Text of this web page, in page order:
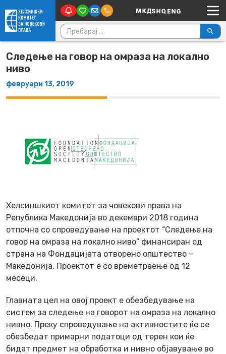
Skip to content Main Navigation
Пребарувај за:
Следење на говор на омраза на локално
ниво
февруари 13, 2019
Хелсиншкиот комитет за човекови права на
Република Македонија во декември 2018 година
отпочна со спроведување на проектот “Следење на
говор на омраза на локално ниво” финансиран од
страна на Фондацијата отворено општество –
Македонија. Проектот е со времетраење од 12
месеци.
Главната цел на овој проект е обезбедување на
систем за следење на говорот на омраза на локално
нивно. Преку спроведување на активностите ќе се
обезбедат примарни податоци од терен кои ќе
бидат предмет на обработка и нивно објавување во